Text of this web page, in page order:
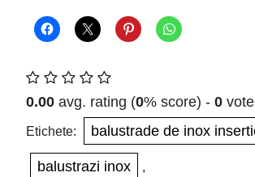
0.00 avg. rating (0% score) - 0
Etichete: balustrade de inox
balustrazi inox ,